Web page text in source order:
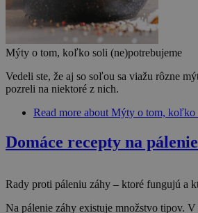
Mýty o tom, koľko soli (ne)potrebujeme
Vedeli ste, že aj so soľou sa viažu rôzne
pozreli na niektoré z nich.
Read more about Mýty o tom, koľko
Domáce recepty na
Rady proti páleniu záhy – ktoré fungujú a
Na pálenie záhy existuje množstvo tipov. V